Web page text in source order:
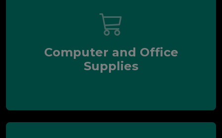
Computer and Office
Supplies